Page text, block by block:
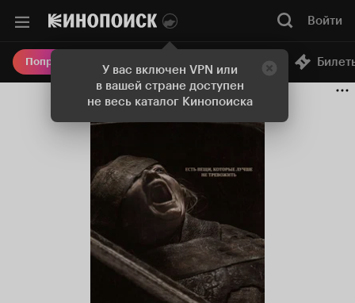
У вас включен VPN или
в вашей стране доступен
не весь каталог Кинопоиска
Войти
Попробовать Плюс Онлайн-кинотеатр